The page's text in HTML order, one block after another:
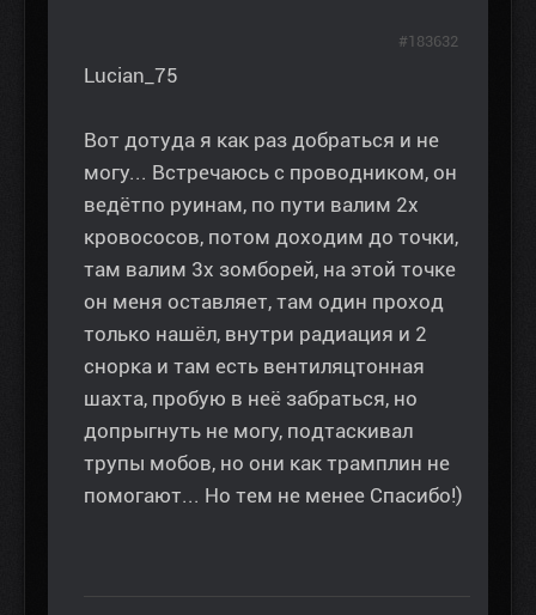
Lucian_75
Вот дотуда я как раз добраться и не
могу... Встречаюсь с проводником, он
ведётпо руинам, по пути валим 2х
кровососов, потом доходим до точки,
там валим 3х зомборей, на этой точке
он меня оставляет, там один проход
только нашёл, внутри радиация и 2
снорка и там есть вентиляцтонная
шахта, пробую в неё забраться, но
допрыгнуть не могу, подтаскивал
трупы мобов, но они как трамплин не
помогают... Но тем не менее Спасибо!)
#183632